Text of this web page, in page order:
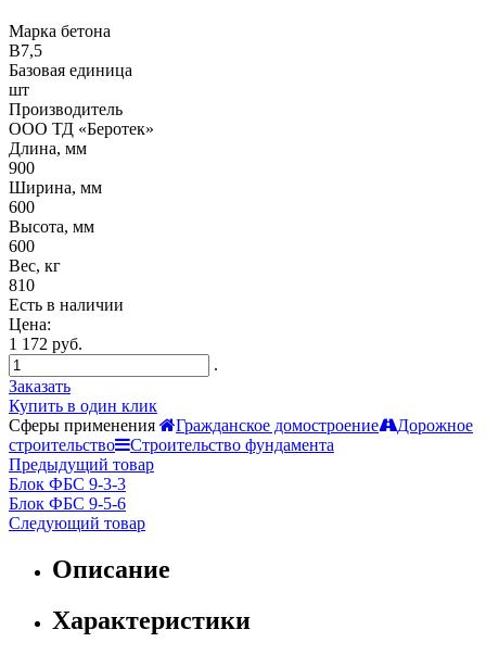
Марка бетона
B7,5
Базовая единица
шт
Производитель
ООО ТД «Беротек»
Длина, мм
900
Ширина, мм
600
Высота, мм
600
Вес, кг
810
Есть в наличии
Цена:
1 172 руб.
.
Заказать
Купить в один клик
Сферы применения
Гражданское домостроение
Дорожное
строительство
Строительство фундамента
Предыдущий товар
Блок ФБС 9-3-3
Блок ФБС 9-5-6
Следующий товар
Описание
Характеристики